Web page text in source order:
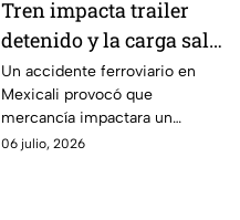
Tren impacta trailer
detenido y la carga sale
proyectada contra un
automóvil en Mexicali
Un accidente ferroviario en
Mexicali provocó que
mercancía impactara un
automóvil que se encontraba
06 julio, 2026